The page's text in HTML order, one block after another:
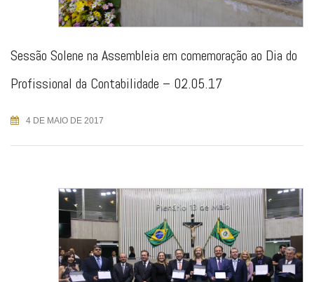
Sessão Solene na Assembleia em comemoração ao Dia do
Profissional da Contabilidade – 02.05.17
4 DE MAIO DE 2017